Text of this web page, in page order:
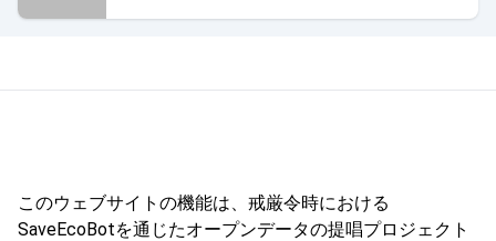
このウェブサイトの機能は、戒厳令時における
SaveEcoBotを通じたオープンデータの提唱プロジェクト